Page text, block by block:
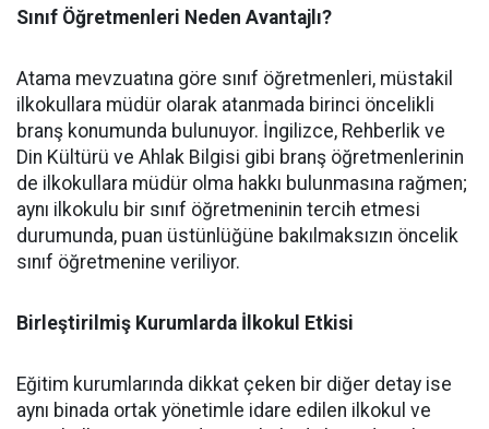
Sınıf Öğretmenleri Neden Avantajlı?
​Atama mevzuatına göre sınıf öğretmenleri, müstakil
ilkokullara müdür olarak atanmada birinci öncelikli
branş konumunda bulunuyor. İngilizce, Rehberlik ve
Din Kültürü ve Ahlak Bilgisi gibi branş öğretmenlerinin
de ilkokullara müdür olma hakkı bulunmasına rağmen;
aynı ilkokulu bir sınıf öğretmeninin tercih etmesi
durumunda, puan üstünlüğüne bakılmaksızın öncelik
sınıf öğretmenine veriliyor.
​Birleştirilmiş Kurumlarda İlkokul Etkisi
​Eğitim kurumlarında dikkat çeken bir diğer detay ise
aynı binada ortak yönetimle idare edilen ilkokul ve